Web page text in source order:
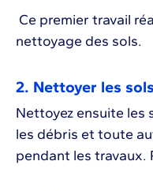
Ce premier travail
nettoyage des sols.
2. Nettoyer les sols
Nettoyez ensuite les
les débris et toute
pendant les travaux.